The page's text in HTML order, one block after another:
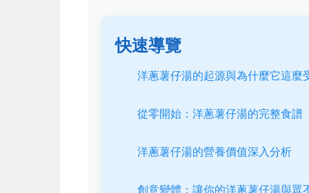
快速導覽
洋蔥薯仔湯的起源與為什麼它這麼
從零開始：洋蔥薯仔湯的完整食譜
洋蔥薯仔湯的營養價值深入分析
創意變體：讓你的洋蔥薯仔湯與眾